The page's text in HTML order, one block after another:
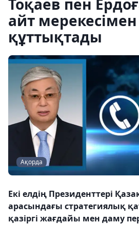
Тоқаев пен
айт мерекесімен
құттықтады
Ақорда
Екі елдің Президенттері
арасындағы стратегиялық
қазіргі жағдайы мен даму